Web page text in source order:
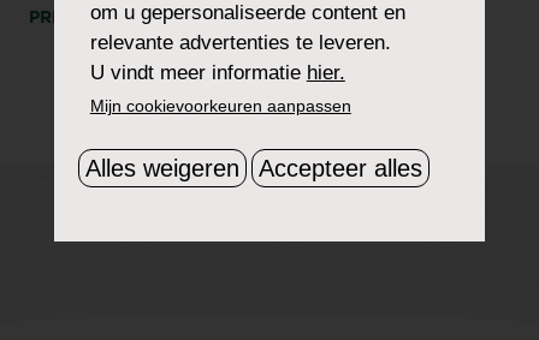
PRINT DEEL
om u gepersonaliseerde content en
relevante advertenties te leveren.
U vindt meer informatie hier.
Mijn cookievoorkeuren aanpassen
Alles weigeren Accepteer alles